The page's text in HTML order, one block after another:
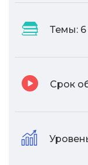
Темы: 6
Срок